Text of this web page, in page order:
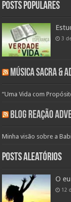
Posts populares
3
Música Sacra &
“Uma Vida com
Blog Reação
Minha visão sobre a
Posts aleatórios
O
12